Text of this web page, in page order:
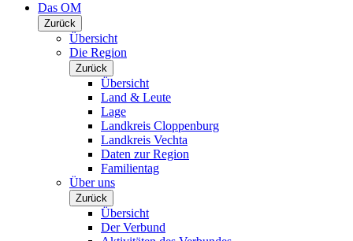
Das OM
Zurück
Übersicht
Die Region
Zurück
Übersicht
Land & Leute
Lage
Landkreis Cloppenburg
Landkreis Vechta
Daten zur Region
Familientag
Über uns
Zurück
Übersicht
Der Verbund